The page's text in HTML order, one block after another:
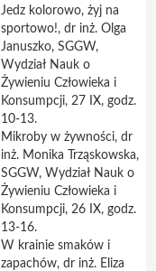
Jedz kolorowo, żyj na
sportowo!, dr inż. Olga
Januszko, SGGW,
Wydział Nauk o
Żywieniu Człowieka i
Konsumpcji, 27 IX, godz.
10-13.
Mikroby w żywności, dr
inż. Monika Trząskowska,
SGGW, Wydział Nauk o
Żywieniu Człowieka i
Konsumpcji, 26 IX, godz.
13-16.
W krainie smaków i
zapachów, dr inż. Eliza